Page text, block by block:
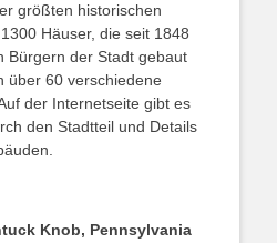
größten historischen
Häuser, die seit 1848
Bürgern der Stadt gebaut
über 60 verschiedene
der Internetseite gibt es
den Stadtteil und Details
Knob, Pennsylvania